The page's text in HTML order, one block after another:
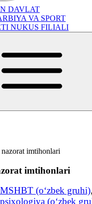
DAVLAT
VA SPORT
NUKUS FILIALI
imtihonlari
imtihonlari
(o‘zbek gruhi),
(o‘zbek